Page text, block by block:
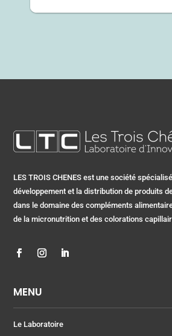
LES TROIS CHENES est une société
développement et la distribution de produits
dans le domaine des compléments
de la micronutrition et des colorations
MENU
Le Laboratoire